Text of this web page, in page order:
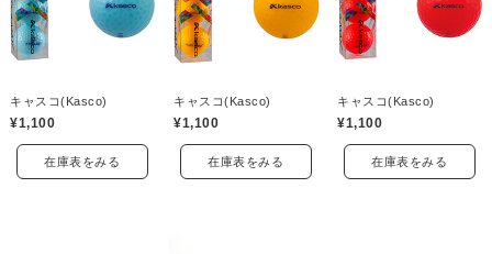
キャスコ(Kasco)
¥1,100
在庫表をみる
キャスコ(Kasco)
¥1,100
在庫表をみる
キャスコ(Kasco)
¥1,100
在庫表をみる